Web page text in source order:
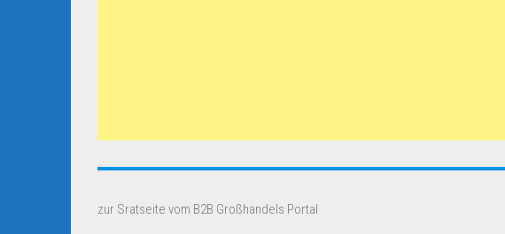
zur Sratseite vom B2B Großhandels Portal